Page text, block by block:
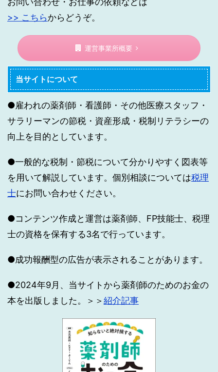
>> こちらからどうぞ。
運営事業所概要
当サイトについて
●雇われの薬剤師・看護師・その他医療スタッフ・
サラリーマンの節税・資産形成・税制リテラシーの
向上を目的としています。
●一般的な税制・節税について分かりやすく図表等
を用いて解説しています。個別相談については税理
士にお問い合わせください。
●コンテンツ作成と運営は薬剤師、FP技能士、税理
士の資格を保有する3名で行っています。
●成功報酬型の広告が表示されることがあります。
●2024年9月、当サイトから薬剤師のためのお金の
本を出版しました。＞＞紹介記事